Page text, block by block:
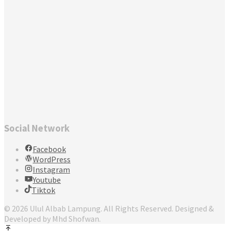
Social Network
Facebook
WordPress
Instagram
Youtube
Tiktok
© 2026 Ulul Albab Lampung. All Rights Reserved. Designed &
Developed by Mhd Shofwan.